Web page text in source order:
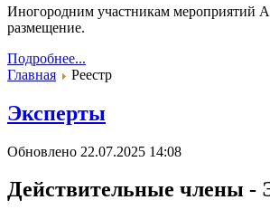
Иногородним участникам мероприятий
размещение.
Подробнее...
Главная
Реестр
Эксперты
Обновлено 22.07.2025 14:08
Действительные члены